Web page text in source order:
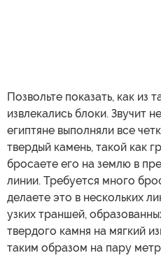
Позвольте показать, как из
извлекались блоки. Звучит
египтяне выполняли все
твердый камень, такой как
бросаете его на землю в
линии. Требуется много
делаете это в нескольких
узких траншей,
твердого камня на мягкий
таким образом на пару